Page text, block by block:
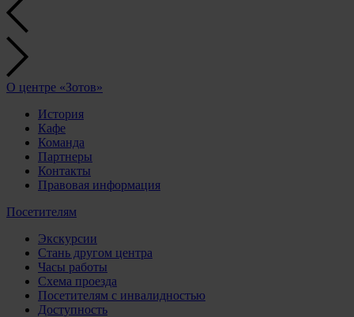
О центре «Зотов»
История
Кафе
Команда
Партнеры
Контакты
Правовая информация
Посетителям
Экскурсии
Стань другом центра
Часы работы
Схема проезда
Посетителям с инвалидностью
Доступность